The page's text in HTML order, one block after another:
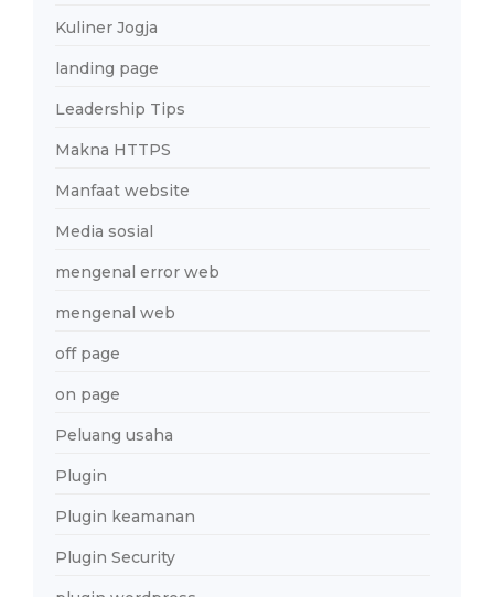
Kuliner Jogja
landing page
Leadership Tips
Makna HTTPS
Manfaat website
Media sosial
mengenal error web
mengenal web
off page
on page
Peluang usaha
Plugin
Plugin keamanan
Plugin Security